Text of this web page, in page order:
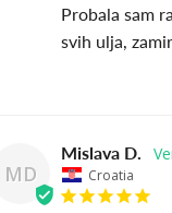
Probala sam
svih ulja,
MD
Mislava D.
Croatia